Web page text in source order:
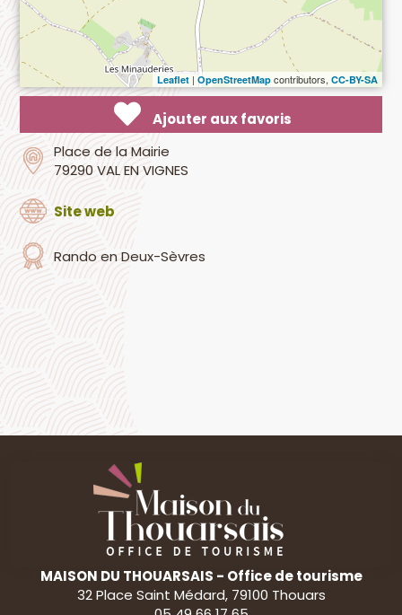
Leaflet |OpenStreetMap contributors,CC-BY-SA
Ajouter aux favoris
Place de la Mairie
79290 VAL EN VIGNES
Site web
Rando en Deux-Sèvres
MAISON DU THOUARSAIS - Office de tourisme
32 Place Saint Médard, 79100 Thouars